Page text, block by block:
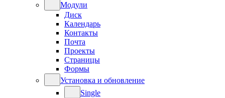
Модули
Диск
Календарь
Контакты
Почта
Проекты
Страницы
Формы
Установка и обновление
Single